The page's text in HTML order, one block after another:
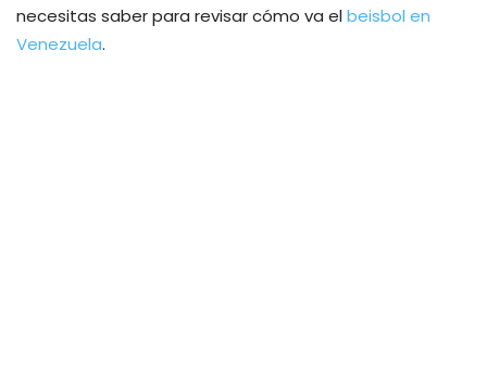
necesitas saber para revisar cómo va elbeisbol en
Venezuela.